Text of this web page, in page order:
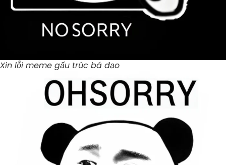
Xin lỗi meme gấu trúc bá đạo